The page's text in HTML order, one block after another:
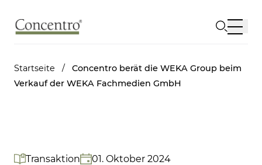
Startseite /
Concentro berät die WEKA Group beim
Verkauf der WEKA Fachmedien GmbH
Transaktion 01. Oktober 2024